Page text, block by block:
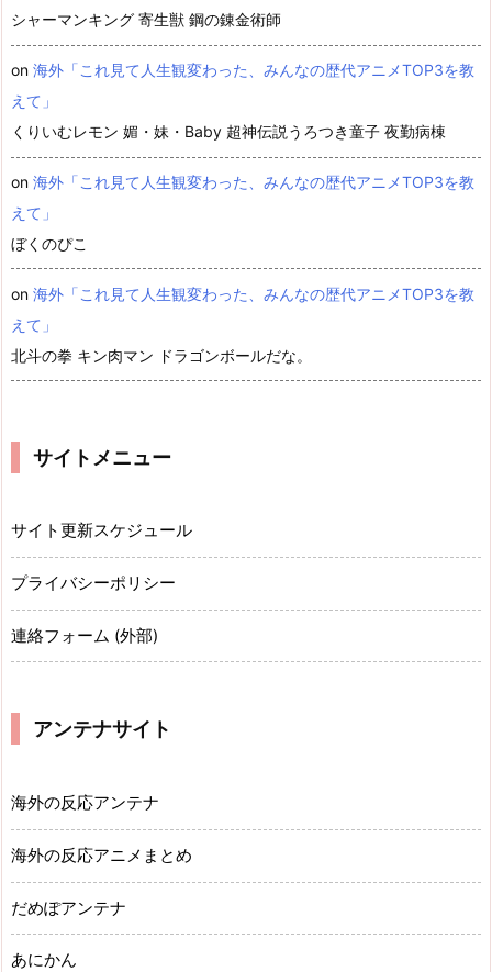
シャーマンキング 寄生獣 鋼の錬金術師
on 海外「これ見て人生観変わった、みんなの歴代アニメTOP3を教
えて」
くりいむレモン 媚・妹・Baby 超神伝説うろつき童子 夜勤病棟
on 海外「これ見て人生観変わった、みんなの歴代アニメTOP3を教
えて」
ぼくのぴこ
on 海外「これ見て人生観変わった、みんなの歴代アニメTOP3を教
えて」
北斗の拳 キン肉マン ドラゴンボールだな。
サイトメニュー
サイト更新スケジュール
プライバシーポリシー
連絡フォーム (外部)
アンテナサイト
海外の反応アンテナ
海外の反応アニメまとめ
だめぽアンテナ
あにかん